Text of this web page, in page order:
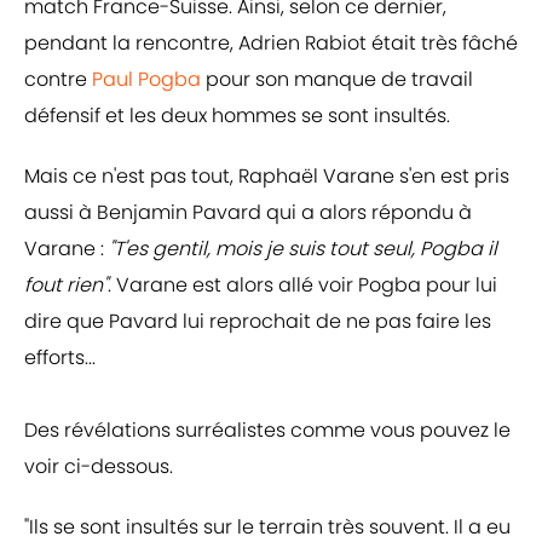
match France-Suisse. Ainsi, selon ce dernier,
pendant la rencontre, Adrien Rabiot était très fâché
contre Paul Pogba pour son manque de travail
défensif et les deux hommes se sont insultés.
Mais ce n'est pas tout, Raphaël Varane s'en est pris
aussi à Benjamin Pavard qui a alors répondu à
Varane : "T'es gentil, mois je suis tout seul, Pogba il
fout rien".Varane est alors allé voir Pogba pour lui
dire que Pavard lui reprochait de ne pas faire les
efforts...
Des révélations surréalistes comme vous pouvez le
voir ci-dessous.
"Ils se sont insultés sur le terrain très souvent. Il a eu